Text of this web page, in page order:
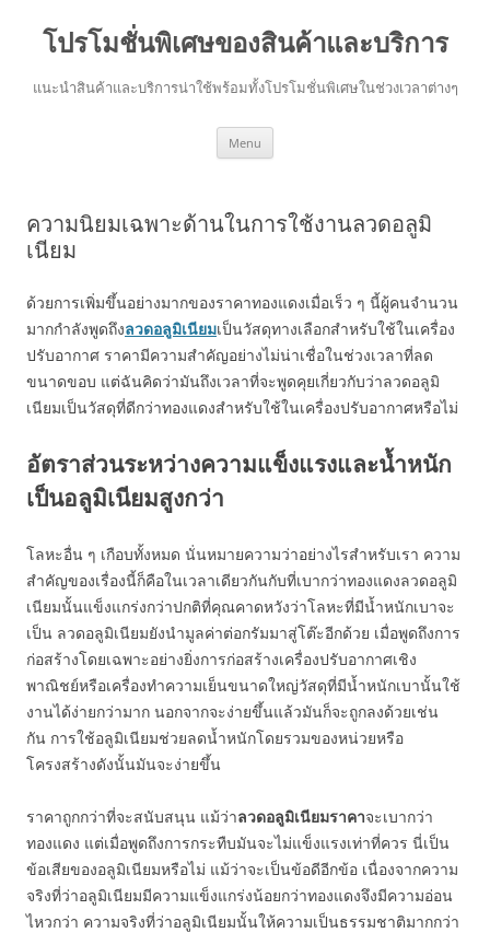
โปรโมชั่นพิเศษของสินค้าและบริการ
แนะนำสินค้าและบริการน่าใช้พร้อมทั้งโปรโมชั่นพิเศษในช่วงเวลาต่างๆ
Menu
ความนิยมเฉพาะด้านในการใช้งานลวดอลูมิ
เนียม
ด้วยการเพิ่มขึ้นอย่างมากของราคาทองแดงเมื่อเร็ว ๆ นี้ผู้คนจำนวน
มากกำลังพูดถึงลวดอลูมิเนียมเป็นวัสดุทางเลือกสำหรับใช้ในเครื่อง
ปรับอากาศ ราคามีความสำคัญอย่างไม่น่าเชื่อในช่วงเวลาที่ลด
ขนาดขอบ แต่ฉันคิดว่ามันถึงเวลาที่จะพูดคุยเกี่ยวกับว่าลวดอลูมิ
เนียมเป็นวัสดุที่ดีกว่าทองแดงสำหรับใช้ในเครื่องปรับอากาศหรือไม่
อัตราส่วนระหว่างความแข็งแรงและน้ำหนัก
เป็นอลูมิเนียมสูงกว่า
โลหะอื่น ๆ เกือบทั้งหมด นั่นหมายความว่าอย่างไรสำหรับเรา ความ
สำคัญของเรื่องนี้ก็คือในเวลาเดียวกันกับที่เบากว่าทองแดงลวดอลูมิ
เนียมนั้นแข็งแกร่งกว่าปกติที่คุณคาดหวังว่าโลหะที่มีน้ำหนักเบาจะ
เป็น ลวดอลูมิเนียมยังนำมูลค่าต่อกรัมมาสู่โต๊ะอีกด้วย เมื่อพูดถึงการ
ก่อสร้างโดยเฉพาะอย่างยิ่งการก่อสร้างเครื่องปรับอากาศเชิง
พาณิชย์หรือเครื่องทำความเย็นขนาดใหญ่วัสดุที่มีน้ำหนักเบานั้นใช้
งานได้ง่ายกว่ามาก นอกจากจะง่ายขึ้นแล้วมันก็จะถูกลงด้วยเช่น
กัน การใช้อลูมิเนียมช่วยลดน้ำหนักโดยรวมของหน่วยหรือ
โครงสร้างดังนั้นมันจะง่ายขึ้น
ราคาถูกกว่าที่จะสนับสนุน แม้ว่าลวดอลูมิเนียมราคาจะเบากว่า
ทองแดง แต่เมื่อพูดถึงการกระทืบมันจะไม่แข็งแรงเท่าที่ควร นี่เป็น
ข้อเสียของอลูมิเนียมหรือไม่ แม้ว่าจะเป็นข้อดีอีกข้อ เนื่องจากความ
จริงที่ว่าอลูมิเนียมมีความแข็งแกร่งน้อยกว่าทองแดงจึงมีความอ่อน
ไหวกว่า ความจริงที่ว่าอลูมิเนียมนั้นให้ความเป็นธรรมชาติมากกว่า